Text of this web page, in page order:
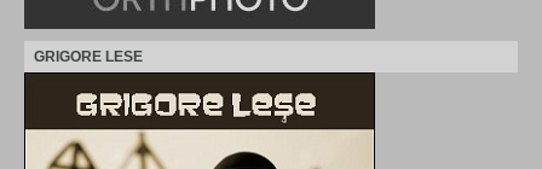
GRIGORE LESE